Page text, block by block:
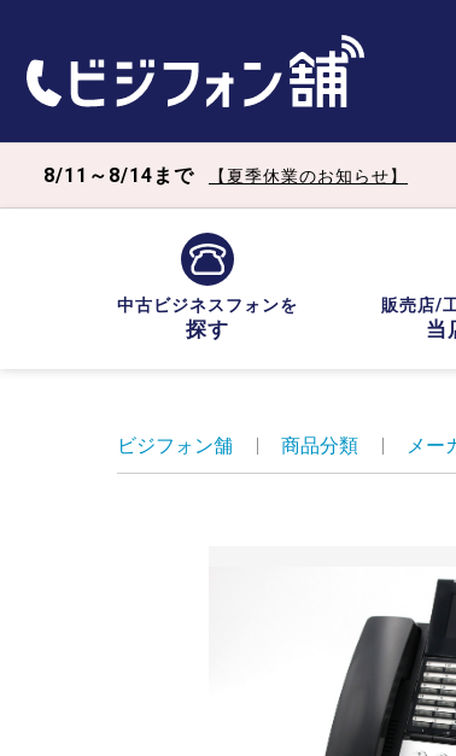
8/11～8/14まで 【夏季休業のお知らせ】
中古ビジネスフォンを
探す
販売店/
当
ビジフォン舗 | 商品分類 | メー